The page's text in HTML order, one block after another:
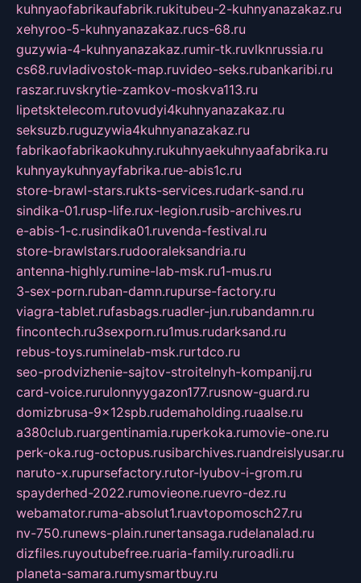
kuhnyaofabrikaufabrik.rukitubeu-2-kuhnyanazakaz.ru
xehyroo-5-kuhnyanazakaz.rucs-68.ru
guzywia-4-kuhnyanazakaz.rumir-tk.ruvlknrussia.ru
cs68.ruvladivostok-map.ruvideo-seks.rubankaribi.ru
raszar.ruvskrytie-zamkov-moskva113.ru
lipetsktelecom.rutovudyi4kuhnyanazakaz.ru
seksuzb.ruguzywia4kuhnyanazakaz.ru
fabrikaofabrikaokuhny.rukuhnyaekuhnyaafabrika.ru
kuhnyaykuhnyayfabrika.rue-abis1c.ru
store-brawl-stars.rukts-services.rudark-sand.ru
sindika-01.rusp-life.rux-legion.rusib-archives.ru
e-abis-1-c.rusindika01.ruvenda-festival.ru
store-brawlstars.rudooraleksandria.ru
antenna-highly.rumine-lab-msk.ru1-mus.ru
3-sex-porn.ruban-damn.rupurse-factory.ru
viagra-tablet.rufasbags.ruadler-jun.rubandamn.ru
fincontech.ru3sexporn.ru1mus.rudarksand.ru
rebus-toys.ruminelab-msk.rurtdco.ru
seo-prodvizhenie-sajtov-stroitelnyh-kompanij.ru
card-voice.rurulonnyygazon177.rusnow-guard.ru
domizbrusa-9x12spb.rudemaholding.ruaalse.ru
a380club.ruargentinamia.ruperkoka.rumovie-one.ru
perk-oka.rug-octopus.rusibarchives.ruandreislyusar.ru
naruto-x.rupursefactory.rutor-lyubov-i-grom.ru
spayderhed-2022.rumovieone.ruevro-dez.ru
webamator.ruma-absolut1.ruavtopomosch27.ru
nv-750.runews-plain.runertansaga.rudelanalad.ru
dizfiles.ruyoutubefree.ruaria-family.ruroadli.ru
planeta-samara.rumysmartbuy.ru